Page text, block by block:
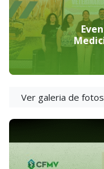
Ver galeria de fotos